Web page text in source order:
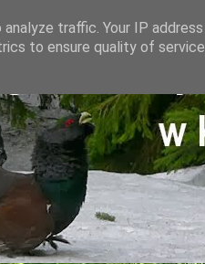
traffic. Your IP
to ensure quality of